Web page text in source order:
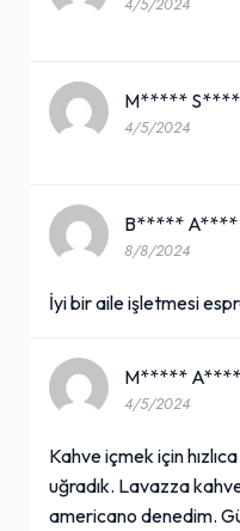
4/5/2024
M***** S****
4/5/2024
B***** A****
8/8/2024
İyi bir aile işletmesi
M*****
4/5/2024
Kahve içmek için
uğradık. Lavazza
americano denedim.